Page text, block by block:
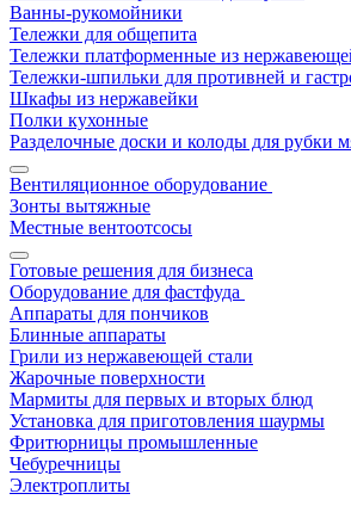
Ванны-рукомойники
Тележки для общепита
Тележки платформенные из
Тележки-шпильки для противней и
Шкафы из нержавейки
Полки кухонные
Разделочные доски и колоды для рубки
Вентиляционное оборудование
Зонты вытяжные
Местные вентоотсосы
Готовые решения для бизнеса
Оборудование для фастфуда
Аппараты для пончиков
Блинные аппараты
Грили из нержавеющей стали
Жарочные поверхности
Мармиты для первых и вторых блюд
Установка для приготовления шаурмы
Фритюрницы промышленные
Чебуречницы
Электроплиты